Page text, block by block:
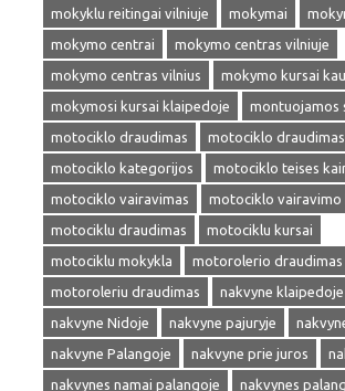
mokyklu reitingai vilniuje
mokymai
mokymo centrai
mokymo centras vilniuje
mokymo centras vilnius
mokymo kursai
mokymosi kursai klaipedoje
montuojamos
motociklo draudimas
motociklo
motociklo kategorijos
motociklo teises
motociklo vairavimas
motociklo vairavimo
motociklu draudimas
motociklu kursai
motociklu mokykla
motorolerio draudimas
motoroleriu draudimas
nakvyne klaipedoje
nakvyne Nidoje
nakvyne pajuryje
nakvyne Palangoje
nakvyne prie juros
nakvynes namai palangoje
nakvynes